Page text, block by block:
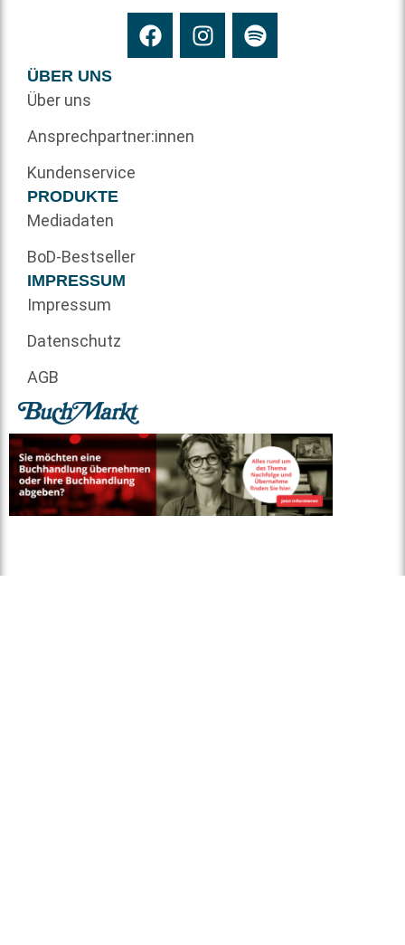
ÜBER UNS
Über uns
Ansprechpartner:innen
Kundenservice
PRODUKTE
Mediadaten
BoD-Bestseller
IMPRESSUM
Impressum
Datenschutz
AGB